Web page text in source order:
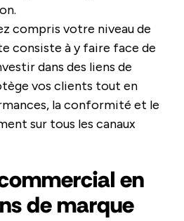
compris votre niveau de
consiste à y faire face de
dans des liens de
vos clients tout en
la conformité et le
sur tous les canaux
en
de marque